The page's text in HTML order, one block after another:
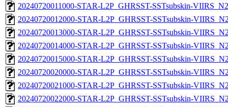
20240720011000-STAR-L2P_GHRSST-SSTsubskin-
20240720012000-STAR-L2P_GHRSST-SSTsubskin-
20240720013000-STAR-L2P_GHRSST-SSTsubskin-
20240720014000-STAR-L2P_GHRSST-SSTsubskin-
20240720015000-STAR-L2P_GHRSST-SSTsubskin-
20240720020000-STAR-L2P_GHRSST-SSTsubskin-
20240720021000-STAR-L2P_GHRSST-SSTsubskin-
20240720022000-STAR-L2P_GHRSST-SSTsubskin-